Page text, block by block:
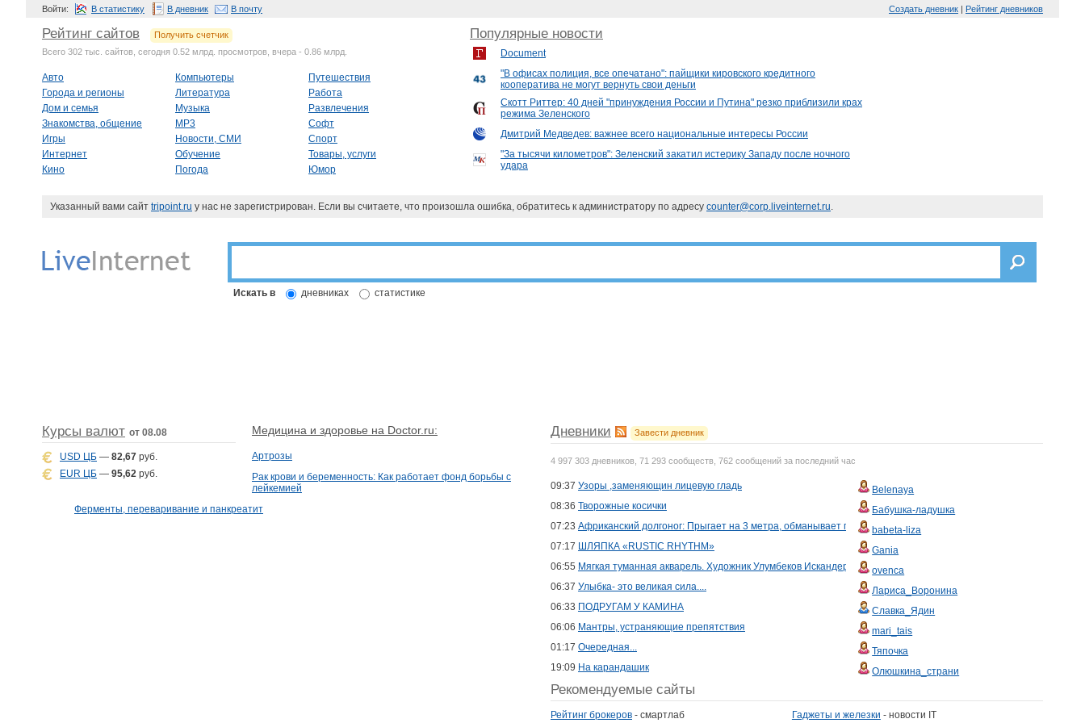
Войти: В статистику В дневник В почту Создать дневник | Рейтинг дневников
Популярные новости
Document
"В офисах полиция, все опечатано": пайщики кировского кредитного
кооператива не могут вернуть свои деньги
Скотт Риттер: 40 дней "принуждения России и Путина" резко приблизили крах
режима Зеленского
Дмитрий Медведев: важнее всего национальные интересы России
"За тысячи километров": Зеленский закатил истерику Западу после ночного
удара
Рейтинг сайтов
Получить счетчик
Всего 302 тыс. сайтов, сегодня 0.52 млрд. просмотров, вчера - 0.86 млрд.
Авто
Города и регионы
Дом и семья
Знакомства, общение
Игры
Интернет
Кино
Компьютеры
Литература
Музыка
MP3
Новости, СМИ
Обучение
Погода
Путешествия
Работа
Развлечения
Софт
Спорт
Товары, услуги
Юмор
Указанный вами сайт tripoint.ru у нас не зарегистрирован. Если вы считаете, что произошла ошибка, обратитесь к администратору по адресу counter@corp.liveinternet.ru
Искать в дневниках статистике
Дневники Завести дневник
4 997 303 дневников, 71 293 сообществ, 762 сообщений за последний час
09:37 Узоры ,заменяющин лицевую гладь
Belenaya
08:36 Творожные косички
Бабушка-ладушка
07:23 Африканский долгоног: Прыгает на 3 метра, обманывает гепардов и горит в темноте как вывеска.
babeta-liza
07:17 ШЛЯПКА «RUSTIC RHYTHM»
Gania
06:55 Мягкая туманная акварель. Художник Улумбеков Искандер (Россия, Москва, 1962 )
ovenca
06:37 Улыбка- это великая сила....
Лариса_Воронина
06:33 ПОДРУГАМ У КАМИНА
Славка_Ядин
06:06 Мантры, устраняющие препятствия
mari_tais
01:17 Очередная...
Тяпочка
19:09 На карандашик Олюшкина_страни
Рекомендуемые сайты
Рейтинг брокеров - смартлаб Гаджеты и железки - новости IT
Курсы валют от 08.08
USD ЦБ — 82,67 руб.
EUR ЦБ — 95,62 руб.
Медицина и здоровье на Doctor.ru:
Артрозы
Рак крови и беременность: Как работает фонд борьбы с
лейкемией
Ферменты, переваривание и панкреатит